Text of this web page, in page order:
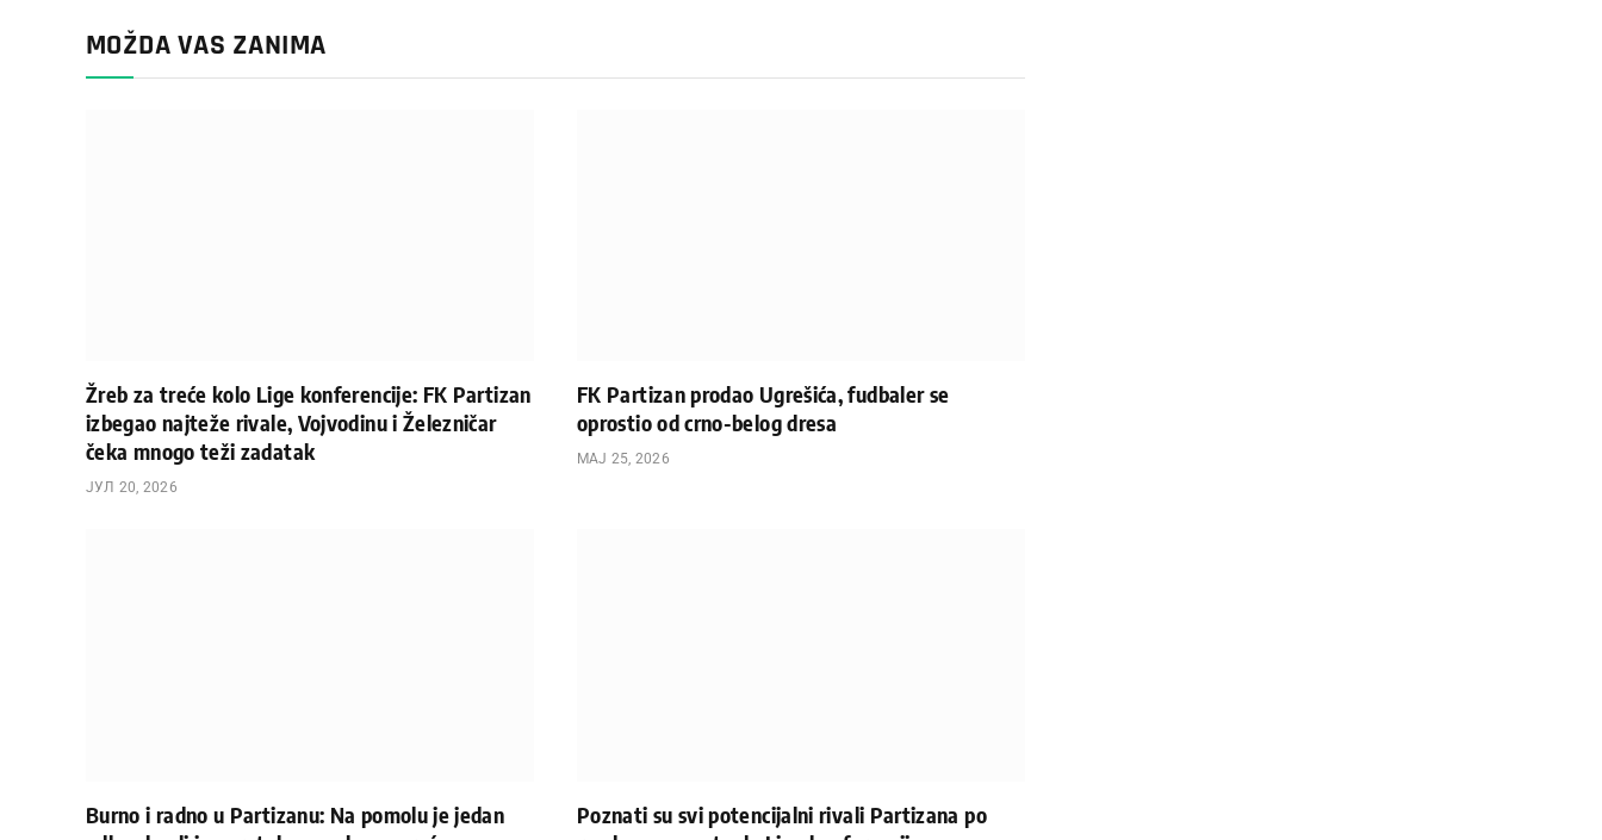
MOŽDA VAS ZANIMA
Žreb za treće kolo Lige konferencije: FK Partizan
izbegao najteže rivale, Vojvodinu i Železničar
čeka mnogo teži zadatak
ЈУЛ 20, 2026
FK Partizan prodao Ugrešića, fudbaler se
oprostio od crno-belog dresa
МАЈ 25, 2026
Burno i radno u Partizanu: Na pomolu je jedan
Poznati su svi potencijalni rivali Partizana po